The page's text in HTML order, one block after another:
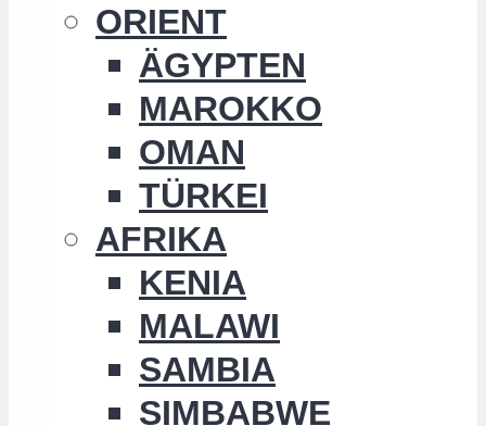
ORIENT
ÄGYPTEN
MAROKKO
OMAN
TÜRKEI
AFRIKA
KENIA
MALAWI
SAMBIA
SIMBABWE